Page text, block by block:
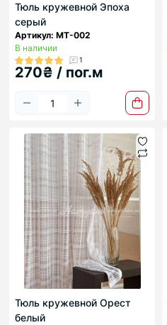
Тюль кружевной Эпоха
cерый
Артикул: МТ-002
В наличии
1
270₴ / пог.м
Тюль кружевной Орест
белый